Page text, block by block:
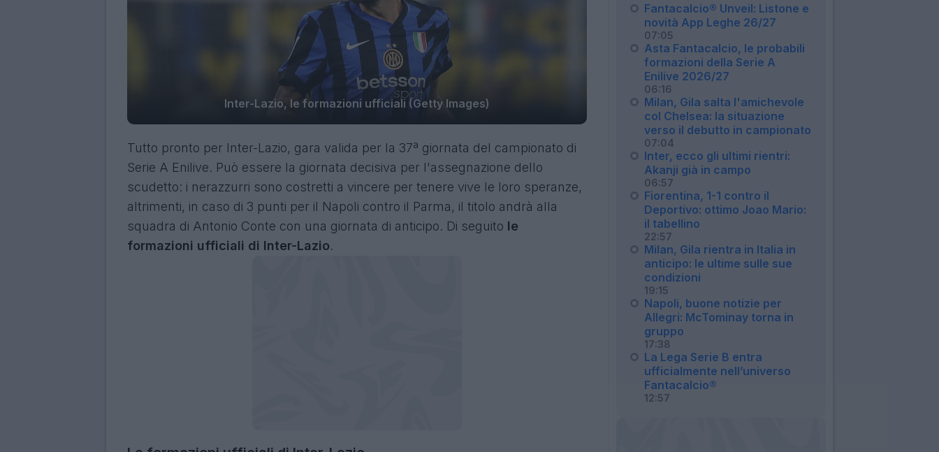
Inter-Lazio, le formazioni ufficiali (Getty Images)
Tutto pronto per Inter-Lazio, gara valida per la 37ª giornata del campionato di
Serie A Enilive. Può essere la giornata decisiva per l'assegnazione dello
scudetto: i nerazzurri sono costretti a vincere per tenere vive le loro speranze,
altrimenti, in caso di 3 punti per il Napoli contro il Parma, il titolo andrà alla
squadra di Antonio Conte con una giornata di anticipo. Di seguito le
formazioni ufficiali di Inter-Lazio.
Fantacalcio® Unveil: Listone e
novità App Leghe 26/27
07:05
Asta Fantacalcio, le probabili
formazioni della Serie A
Enilive 2026/27
06:16
Milan, Gila salta l'amichevole
col Chelsea: la situazione
verso il debutto in campionato
07:04
Inter, ecco gli ultimi rientri:
Akanji già in campo
06:57
Fiorentina, 1-1 contro il
Deportivo: ottimo Joao Mario:
il tabellino
22:57
Milan, Gila rientra in Italia in
anticipo: le ultime sulle sue
condizioni
19:15
Napoli, buone notizie per
Allegri: McTominay torna in
gruppo
17:38
La Lega Serie B entra
ufficialmente nell’universo
Fantacalcio®
12:57